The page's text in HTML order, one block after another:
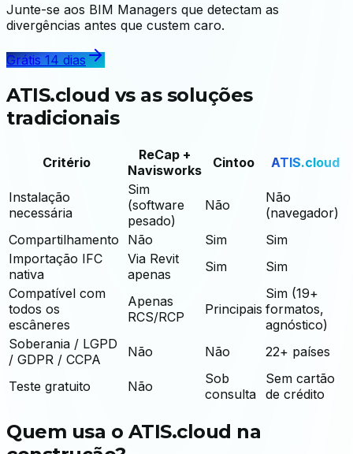
Junte-se aos BIM Managers que detectam as
divergências antes que custem caro.
Grátis 14 dias
ATIS.cloud vs as soluções
tradicionais
Critério
ReCap +
Navisworks
Cintoo ATIS.cloud
Instalação
necessária
Sim
(software
pesado)
Não
Não
(navegador)
Compartilhamento
Não Sim
Sim
Importação IFC
nativa
Via Revit
apenas
Sim
Sim
Compatível com
todos os
escâneres
Apenas
RCS/RCP
Principais
Sim (19+
formatos,
agnóstico)
Soberania / LGPD
/ GDPR / CCPA
Não Não 22+ países
Teste gratuito Não
Sob
consulta
Sem cartão
de crédito
Quem usa o ATIS.cloud na